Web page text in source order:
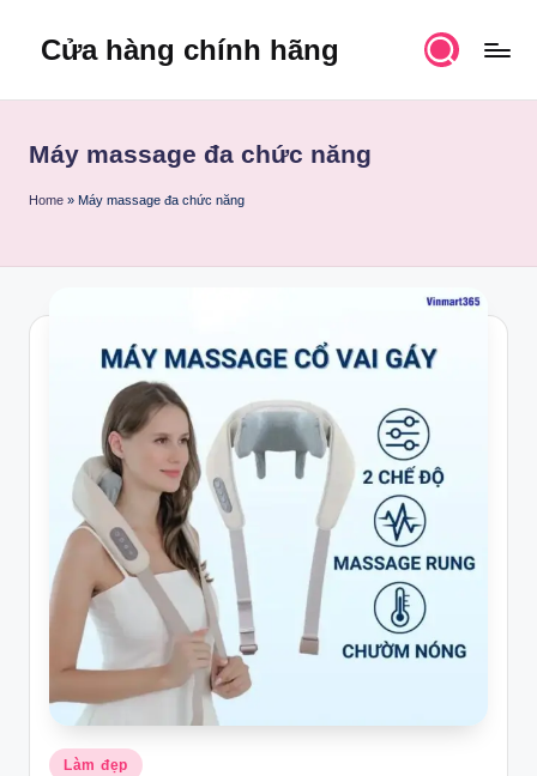
Cửa hàng chính hãng
Máy massage đa chức năng
Home » Máy massage đa chức năng
Posted
Làm đẹp